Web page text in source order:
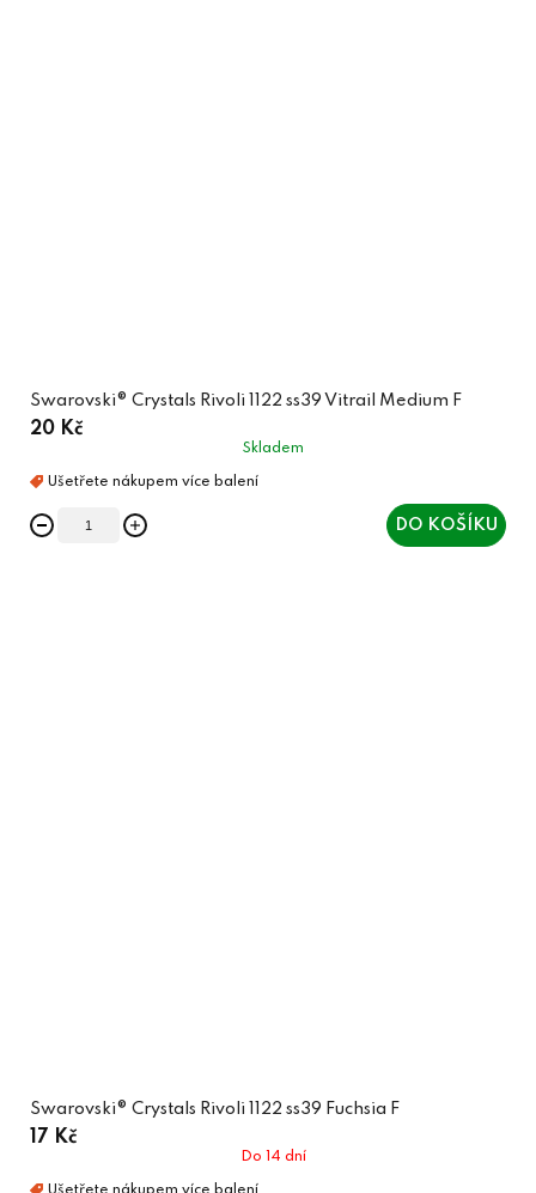
Swarovski® Crystals Rivoli 1122 ss39 Vitrail Medium F
20 Kč
Skladem
DO KOŠÍKU
Swarovski® Crystals Rivoli 1122 ss39 Fuchsia F
17 Kč
Do 14 dní